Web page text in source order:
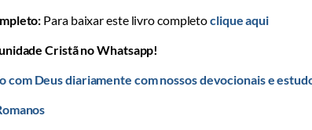
Para baixar este livro completoclique aqui
Cristã no Whatsapp!
com Deus diariamente com nossos devocionais e